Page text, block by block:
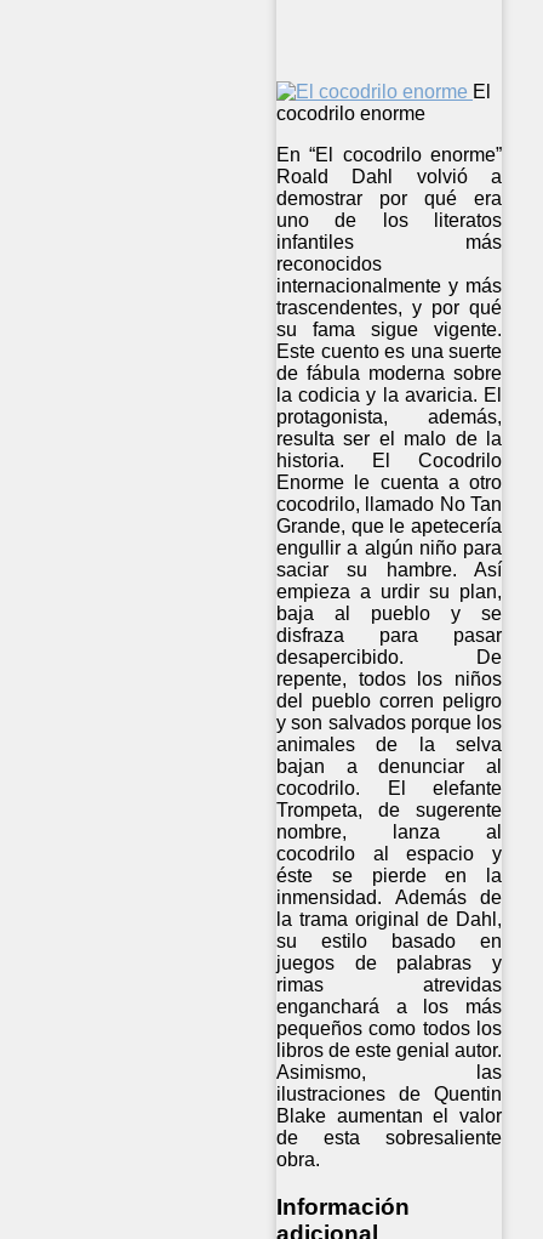
El
cocodrilo enorme
En “El cocodrilo enorme”
Roald Dahl volvió a
demostrar por qué era
uno de los literatos
infantiles más
reconocidos
internacionalmente y más
trascendentes, y por qué
su fama sigue vigente.
Este cuento es una suerte
de fábula moderna sobre
la codicia y la avaricia. El
protagonista, además,
resulta ser el malo de la
historia. El Cocodrilo
Enorme le cuenta a otro
cocodrilo, llamado No Tan
Grande, que le apetecería
engullir a algún niño para
saciar su hambre. Así
empieza a urdir su plan,
baja al pueblo y se
disfraza para pasar
desapercibido. De
repente, todos los niños
del pueblo corren peligro
y son salvados porque los
animales de la selva
bajan a denunciar al
cocodrilo. El elefante
Trompeta, de sugerente
nombre, lanza al
cocodrilo al espacio y
éste se pierde en la
inmensidad. Además de
la trama original de Dahl,
su estilo basado en
juegos de palabras y
rimas atrevidas
enganchará a los más
pequeños como todos los
libros de este genial autor.
Asimismo, las
ilustraciones de Quentin
Blake aumentan el valor
de esta sobresaliente
obra.
Información
adicional